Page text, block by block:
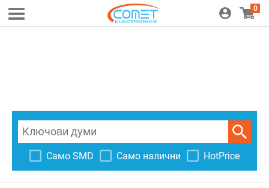
0
Само SMD Само налични HotPrice